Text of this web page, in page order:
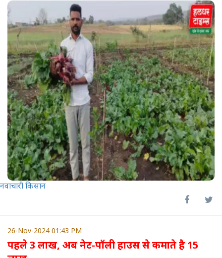
नवाचारी किसान
26-Nov-2024 01:43 PM
पहले 3 लाख, अब नेट-पॉली हाउस से कमाते है 15